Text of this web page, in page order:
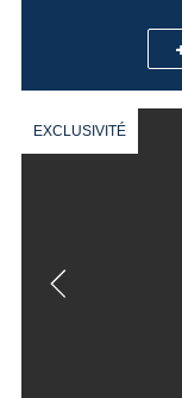
EXCLUSIVITÉ